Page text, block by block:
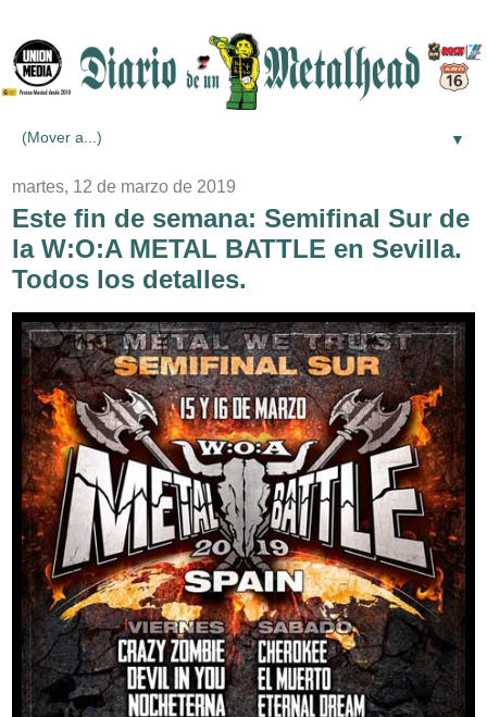
▼
martes, 12 de marzo de 2019
Este fin de semana: Semifinal Sur de
la W:O:A METAL BATTLE en Sevilla.
Todos los detalles.